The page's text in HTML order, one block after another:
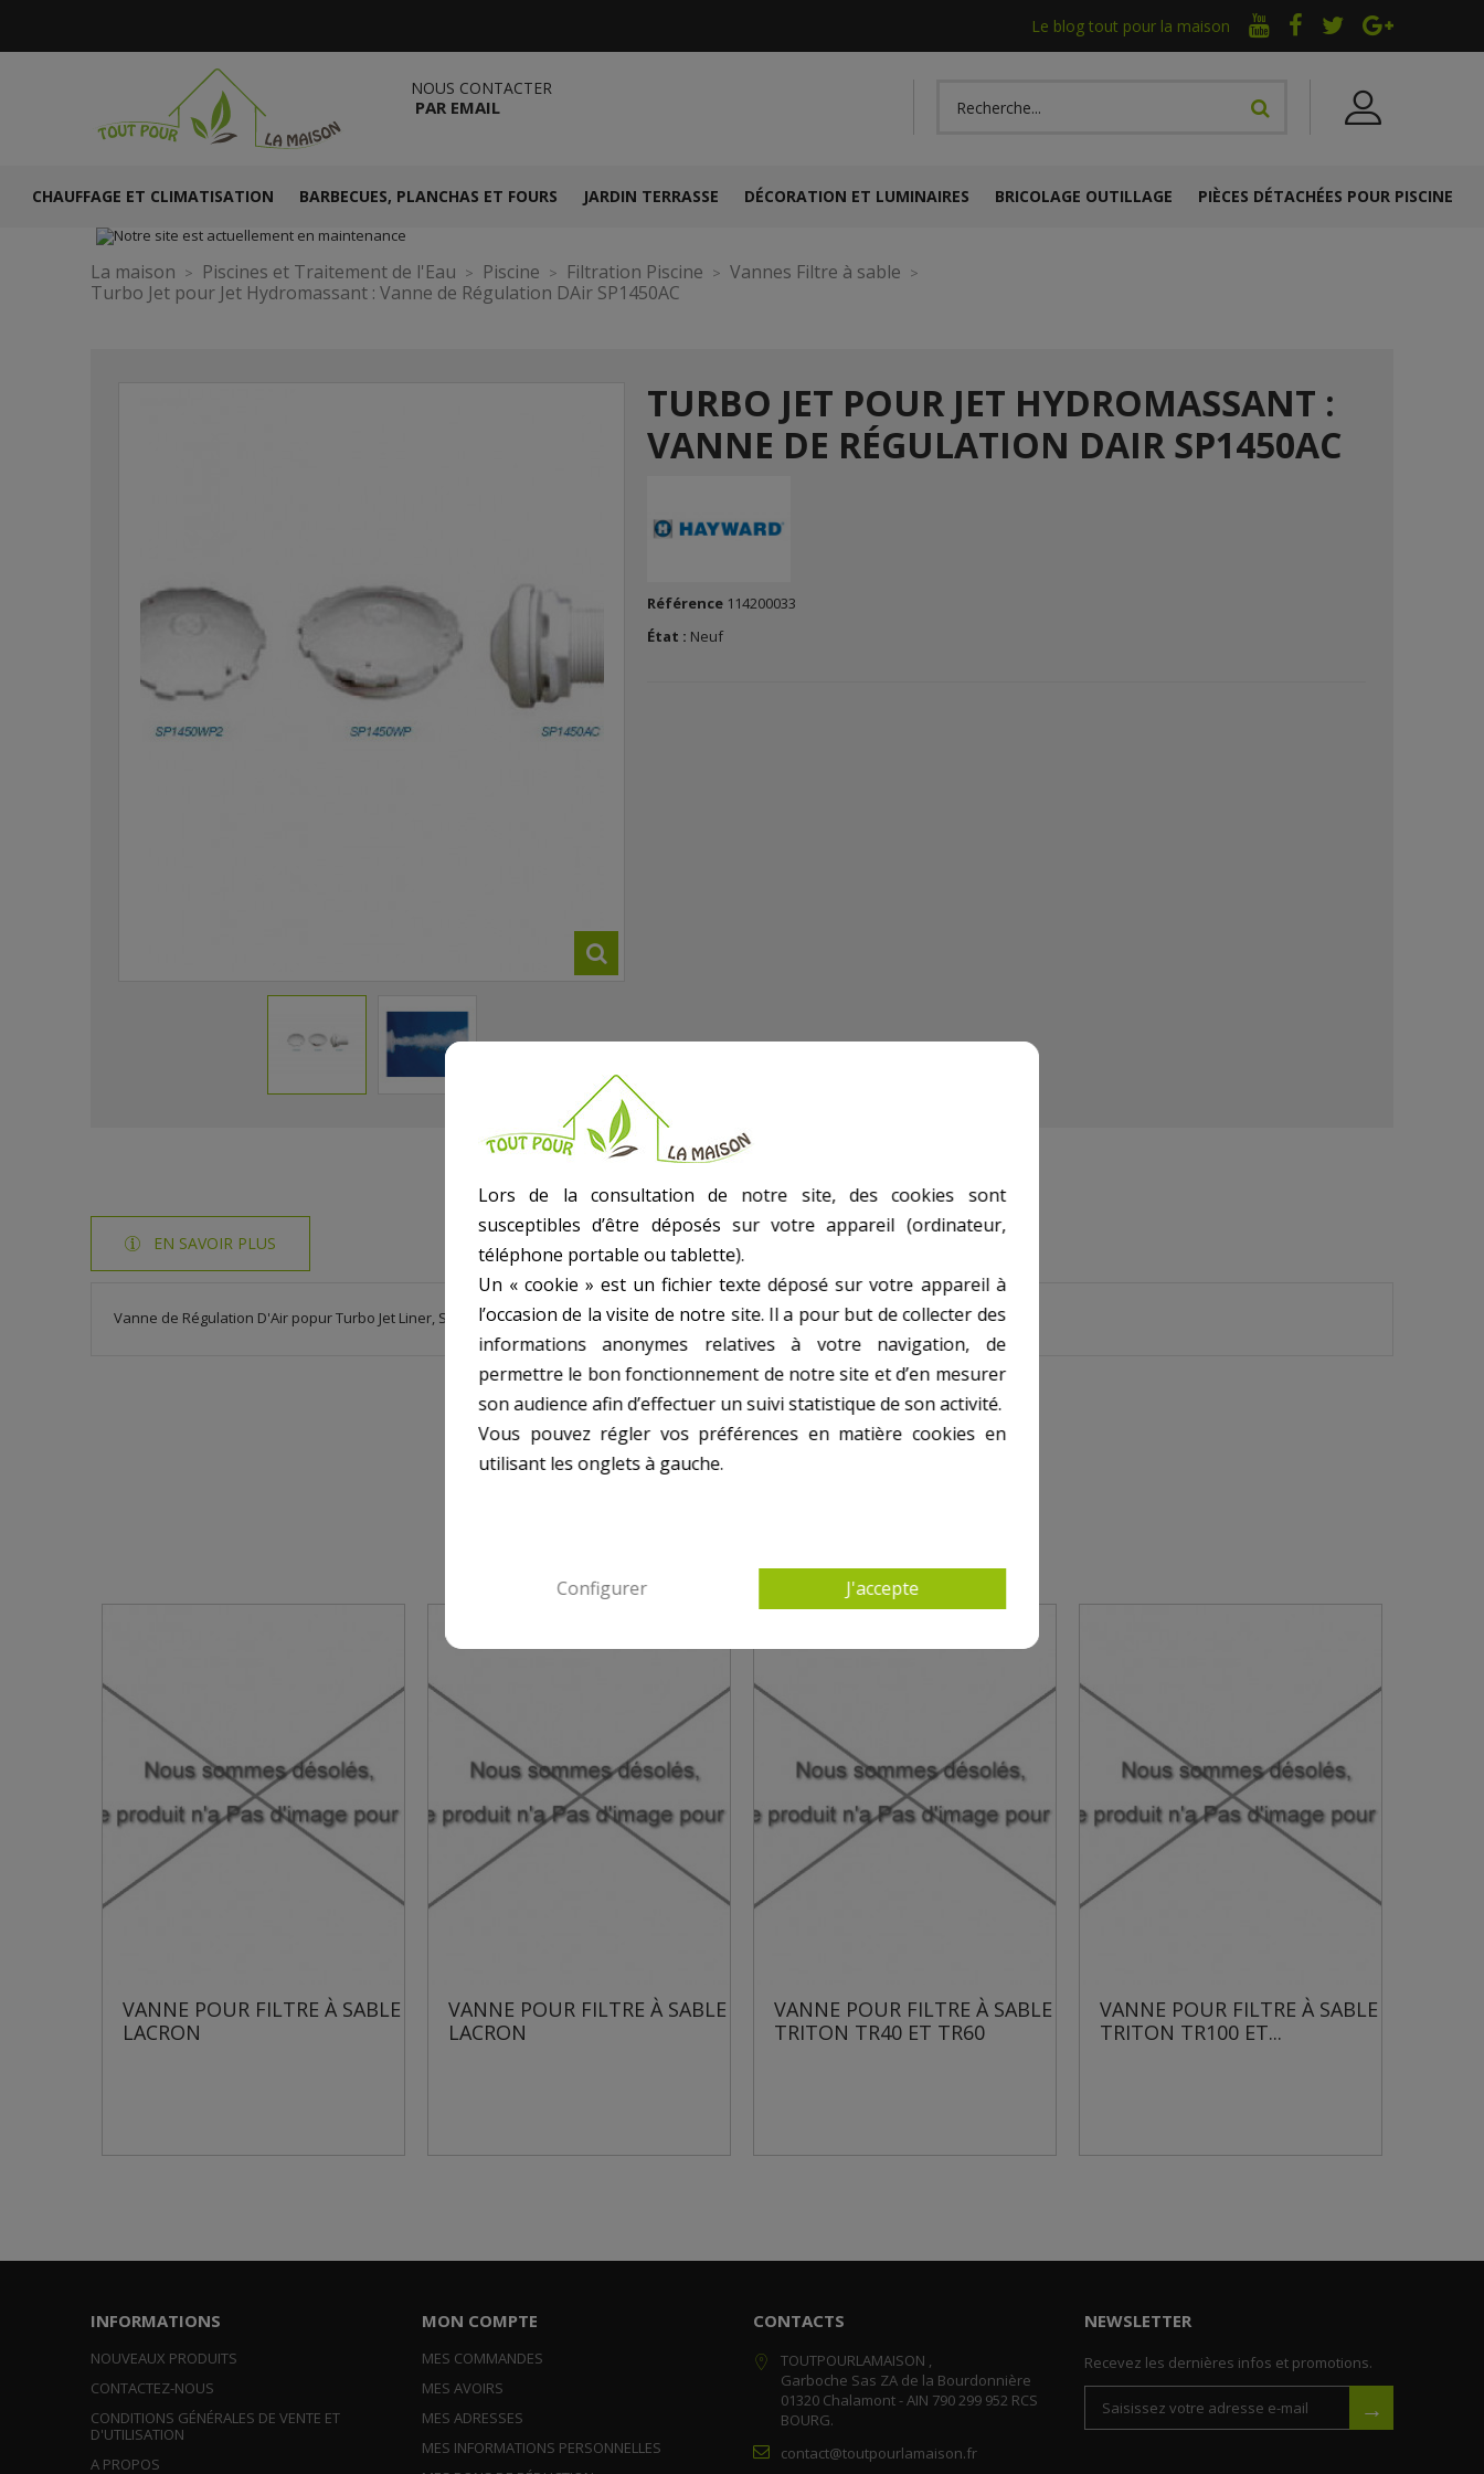
Le blog tout pour la maison
NOUS CONTACTER
PAR EMAIL
CHAUFFAGE ET CLIMATISATION BARBECUES, PLANCHAS ET FOURS JARDIN TERRASSE DÉCORATION ET LUMINAIRES BRICOLAGE OUTILLAGE PIÈCES DÉTACHÉES POUR PISCINE
La maison Piscines et Traitement de l'Eau Piscine Filtration Piscine
Vannes Filtre à sable
Turbo Jet pour Jet Hydromassant : Vanne de Régulation DAir SP1450AC
TURBO JET POUR JET HYDROMASSANT :
VANNE DE RÉGULATION DAIR SP1450AC
Référence 114200033
État : Neuf
EN SAVOIR PLUS
Vanne de Régulation D'Air popur Turbo Jet Liner, SP1450AC.
10 AUTRES PRODUITS DANS VANNES FILTRE À SABLE
VANNE POUR FILTRE À SABLE
LACRON
VANNE POUR FILTRE À SABLE
LACRON
VANNE POUR FILTRE À SABLE
TRITON TR40 ET TR60
VANNE POUR FILTRE À SABLE
TRITON TR100 ET...
INFORMATIONS
NOUVEAUX PRODUITS
CONTACTEZ-NOUS
CONDITIONS GÉNÉRALES DE VENTE ET
D'UTILISATION
A PROPOS
MON COMPTE
MES COMMANDES
MES AVOIRS
MES ADRESSES
MES INFORMATIONS PERSONNELLES
CONTACTS
TOUTPOURLAMAISON ,
Garboche Sas ZA de la Bourdonnière
01320 Chalamont - AIN 790 299 952 RCS
BOURG.
contact@toutpourlamaison.fr
NEWSLETTER
Recevez les dernières infos et promotions.
→
Lors de la consultation de notre site, des cookies sont
susceptibles d’être déposés sur votre appareil (ordinateur,
téléphone portable ou tablette).
Un « cookie » est un fichier texte déposé sur votre appareil à
l’occasion de la visite de notre site. Il a pour but de collecter des
informations anonymes relatives à votre navigation, de
permettre le bon fonctionnement de notre site et d’en mesurer
son audience afin d’effectuer un suivi statistique de son activité.
Vous pouvez régler vos préférences en matière cookies en
utilisant les onglets à gauche.
Configurer J'accepte